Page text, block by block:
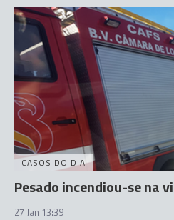
CASOS DO DIA
Pesado incendiou-se na
27 Jan 13:39